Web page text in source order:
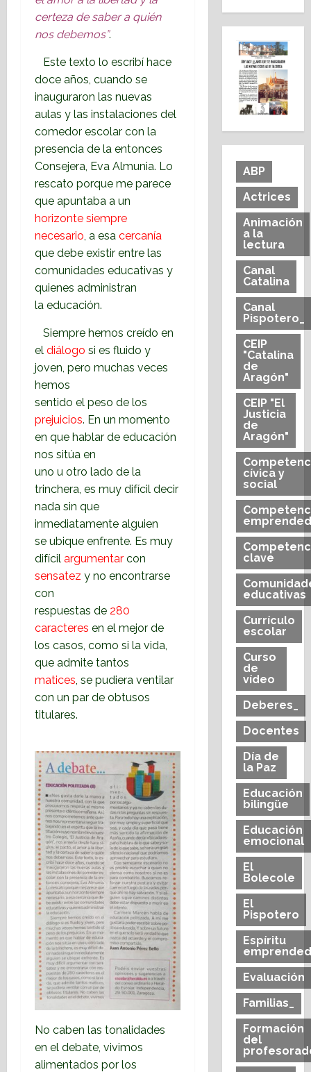
certeza de saber a quién
nos debemos”.
Este texto lo escribí hace
doce años, cuando se
inauguraron las nuevas
aulas y las instalaciones del
comedor escolar con la
presencia de la entonces
Consejera, Eva Almunia. Lo
rescato porque me parece
que apuntaba a un
horizonte siempre
necesario, a esa cercanía
que debe existir entre las
comunidades educativas y
quienes administran
la educación.
Siempre hemos creído en
el diálogo si es fluido y
joven, pero muchas veces
hemos
sentido el peso de los
prejuicios. En un momento
en que hablar de educación
nos sitúa en
uno u otro lado de la
trinchera, es muy difícil decir
nada sin que
inmediatamente alguien
se ubique enfrente. Es muy
difícil argumentar con
sensatez y no encontrarse
con
respuestas de 280
caracteres en el mejor de
los casos, como si la vida,
que admite tantos
matices, se pudiera ventilar
con un par de obtusos
titulares.
No caben las tonalidades
en el debate, vivimos
alimentados por los
ABP
Actrices
Animación
a la
lectura
Canal
Catalina
Canal
Pispotero_
CEIP
"Catalina
de
Aragón"
CEIP "El
Justicia
de
Aragón"
cívica y
social
clave
educativas
Currículo
escolar
Curso
de
vídeo
Deberes_
Docentes
Día de
la Paz
Educación
bilingüe
Educación
emocional
El
Bolecole
El
Pispotero
Espíritu
Evaluación
Familias_
Formación
del